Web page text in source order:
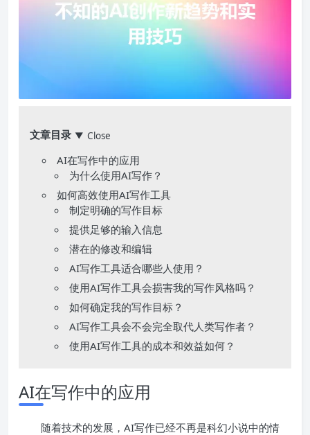
文章目录 ▼ Close
AI在写作中的应用
为什么使用AI写作？
如何高效使用AI写作工具
制定明确的写作目标
提供足够的输入信息
潜在的修改和编辑
AI写作工具适合哪些人使用？
使用AI写作工具会损害我的写作风格吗？
如何确定我的写作目标？
AI写作工具会不会完全取代人类写作者？
使用AI写作工具的成本和效益如何？
AI在写作中的应用
随着技术的发展，AI写作已经不再是科幻小说中的情